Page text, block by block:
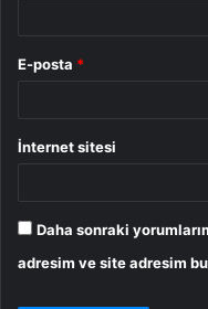
E-posta *
İnternet sitesi
Daha sonraki
adresim ve site adresim